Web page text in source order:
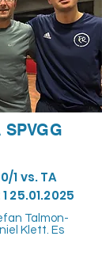
1 vs. TA
1 25.01.2025
Talmon-
Klett. Es